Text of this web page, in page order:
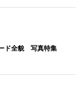
ド全貌 写真特集